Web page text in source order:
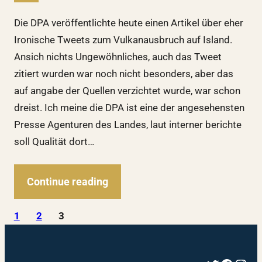
Die DPA veröffentlichte heute einen Artikel über eher
Ironische Tweets zum Vulkanausbruch auf Island.
Ansich nichts Ungewöhnliches, auch das Tweet
zitiert wurden war noch nicht besonders, aber das
auf angabe der Quellen verzichtet wurde, war schon
dreist. Ich meine die DPA ist eine der angesehensten
Presse Agenturen des Landes, laut interner berichte
soll Qualität dort…
Continue reading
1 2 3